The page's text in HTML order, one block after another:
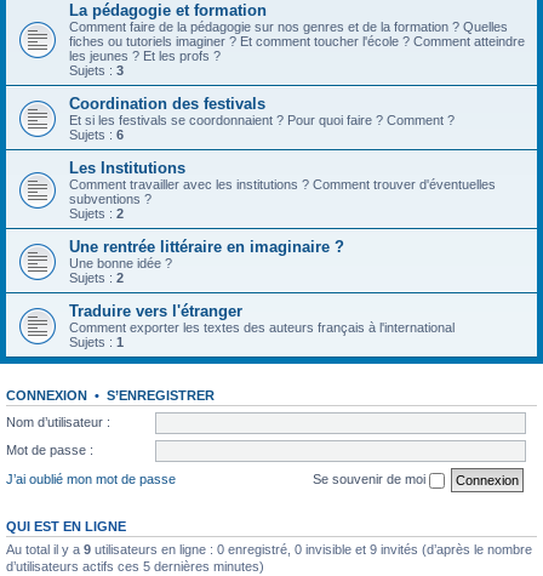
La pédagogie et formation
Comment faire de la pédagogie sur nos genres et de la formation ? Quelles
fiches ou tutoriels imaginer ? Et comment toucher l'école ? Comment atteindre
les jeunes ? Et les profs ?
Sujets : 3
Coordination des festivals
Et si les festivals se coordonnaient ? Pour quoi faire ? Comment ?
Sujets : 6
Les Institutions
Comment travailler avec les institutions ? Comment trouver d'éventuelles
subventions ?
Sujets : 2
Une rentrée littéraire en imaginaire ?
Une bonne idée ?
Sujets : 2
Traduire vers l'étranger
Comment exporter les textes des auteurs français à l'international
Sujets : 1
CONNEXION • S’ENREGISTRER
Nom d’utilisateur :
Mot de passe :
J’ai oublié mon mot de passe
Se souvenir de moi
QUI EST EN LIGNE
Au total il y a 9 utilisateurs en ligne : 0 enregistré, 0 invisible et 9 invités (d’après le nombre
d’utilisateurs actifs ces 5 dernières minutes)